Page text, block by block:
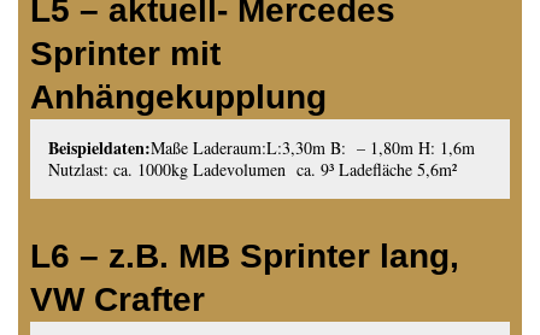
L5 – aktuell- Mercedes
Sprinter mit
Anhängekupplung
Beispieldaten:Maße Laderaum:L:3,30m B: – 1,80m H: 1,6m
Nutzlast: ca. 1000kg Ladevolumen ca. 9³ Ladefläche 5,6m²
L6 – z.B. MB Sprinter lang,
VW Crafter